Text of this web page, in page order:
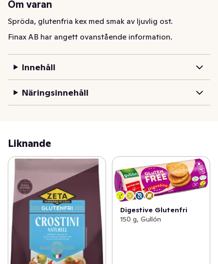
Om varan
Spröda, glutenfria kex med smak av ljuvlig ost.
Finax AB har angett ovanstående information.
Innehåll
Näringsinnehåll
Liknande
Digestive Glutenfri
150 g, Gullón